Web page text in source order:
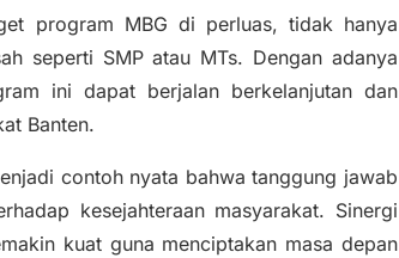
program MBG di perluas, tidak hanya
seperti SMP atau MTs. Dengan adanya
ini dapat berjalan berkelanjutan dan
Banten.
contoh nyata bahwa tanggung jawab
kesejahteraan masyarakat. Sinergi
kuat guna menciptakan masa depan